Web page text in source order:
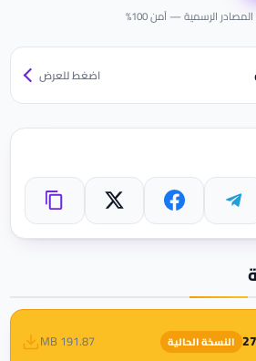
الرسمية — آمن 100%
اضغط للعرض
تيليجرام فيسبوك X نسخ
النسخة الحالية 191.87 MB